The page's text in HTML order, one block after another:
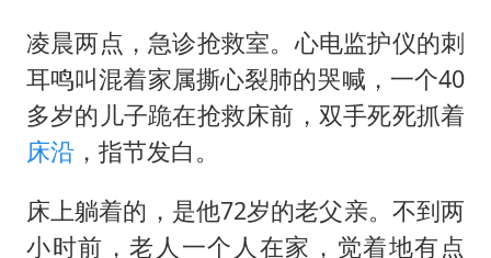
4.2平卫生间补漏注胶花1.55万
周星驰妈妈现身香港首映礼
上海地铁4条线路全线停运
费大厨口号更改 不再宣传小炒肉大王
56岁刘奕君跟13岁女儿合跳
凌晨两点，急诊抢救室。心电监护仪的刺
耳鸣叫混着家属撕心裂肺的哭喊，一个40
多岁的儿子跪在抢救床前，双手死死抓着
床沿，指节发白。
床上躺着的，是他72岁的老父亲。不到两
小时前，老人一个人在家，觉着地有点